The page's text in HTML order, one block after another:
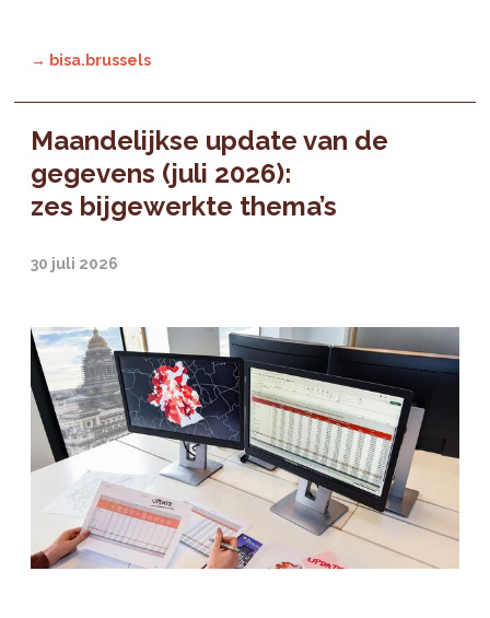
→ bisa.brussels
Maandelijkse update van de
gegevens (juli 2026):
zes bijgewerkte thema’s
30 juli 2026